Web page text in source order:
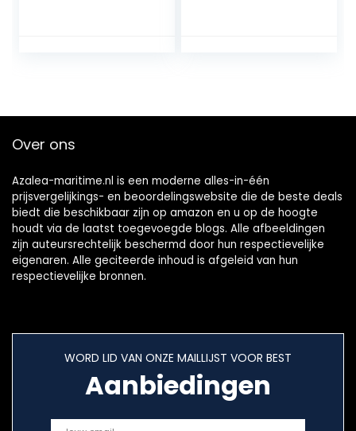
Over ons
Azalea-maritime.nl is een moderne alles-in-één
prijsvergelijkings- en beoordelingswebsite die de beste deals
biedt die beschikbaar zijn op amazon en u op de hoogte
houdt via de laatst toegevoegde blogs. Alle afbeeldingen
zijn auteursrechtelijk beschermd door hun respectievelijke
eigenaren. Alle geciteerde inhoud is afgeleid van hun
respectievelijke bronnen.
WORD LID VAN ONZE MAILLIJST VOOR BEST
Aanbiedingen